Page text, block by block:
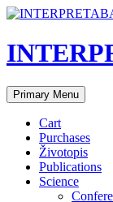
Skip
content
Search
Primary Menu
Cart
Purchases
Životopis
Publications
Science